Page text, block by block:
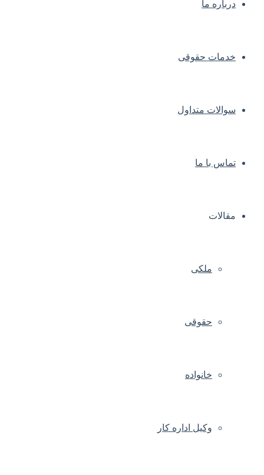
درباره ما
خدمات حقوقی
سوالات متداول
تماس با ما
مقالات
ملکی
حقوقی
خانواده
وکیل اداره کار